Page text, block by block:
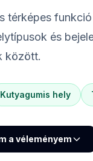
térképes
és
között.
Kutyagumis hely
a véleményem